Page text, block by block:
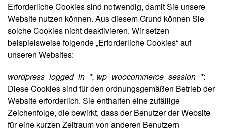
Erforderliche Cookies sind notwendig, damit Sie unsere
Website nutzen können. Aus diesem Grund können Sie
solche Cookies nicht deaktivieren. Wir setzen
beispielsweise folgende „Erforderliche Cookies“ auf
unseren Websites:
wordpress_logged_in_*, wp_woocommerce_session_*:
Diese Cookies sind für den ordnungsgemäßen Betrieb der
Website erforderlich. Sie enthalten eine zufällige
Zeichenfolge, die bewirkt, dass der Benutzer der Website
für eine kurzen Zeitraum von anderen Benutzern